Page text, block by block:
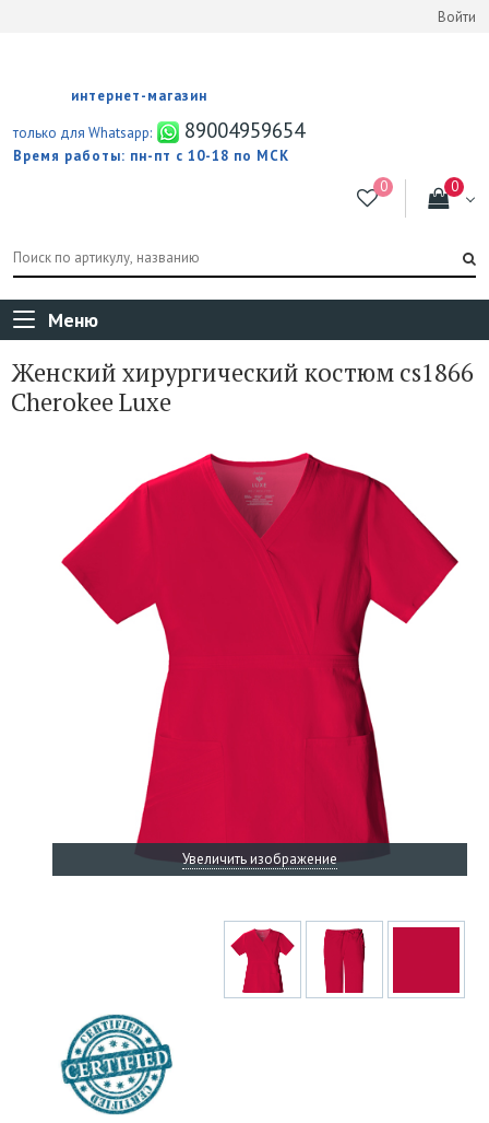
Войти
интернет-магазин
только для Whatsapp:
89004959654
Время работы: пн-пт с 10-18 по МСК
Меню
Женский хирургический костюм cs1866
Cherokee Luxe
Увеличить изображение